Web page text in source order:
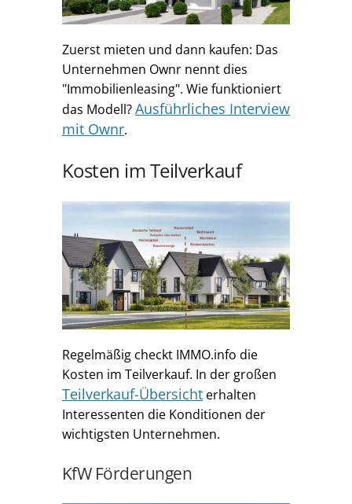
Zuerst mieten und dann kaufen: Das
Unternehmen Ownr nennt dies
"Immobilienleasing". Wie funktioniert
das Modell?Ausführliches Interview
mit Ownr.
Kosten im Teilverkauf
Regelmäßig checkt IMMO.info die
Kosten im Teilverkauf. In der großen
Teilverkauf-Übersichterhalten
Interessenten die Konditionen der
wichtigsten Unternehmen.
KfW Förderungen